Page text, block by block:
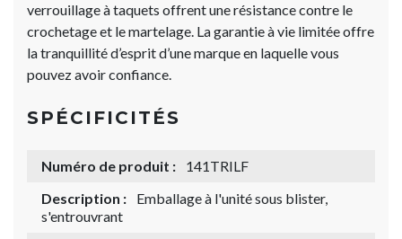
verrouillage à taquets offrent une résistance contre le
crochetage et le martelage. La garantie à vie limitée offre
la tranquillité d’esprit d’une marque en laquelle vous
pouvez avoir confiance.
SPÉCIFICITÉS
Numéro de produit :
141TRILF
Description :
Emballage à l'unité sous blister,
s'entrouvrant